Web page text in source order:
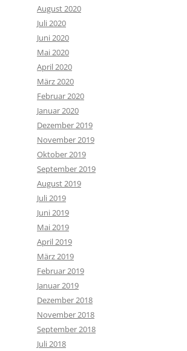
August 2020
Juli 2020
Juni 2020
Mai 2020
April 2020
März 2020
Februar 2020
Januar 2020
Dezember 2019
November 2019
Oktober 2019
September 2019
August 2019
Juli 2019
Juni 2019
Mai 2019
April 2019
März 2019
Februar 2019
Januar 2019
Dezember 2018
November 2018
September 2018
Juli 2018